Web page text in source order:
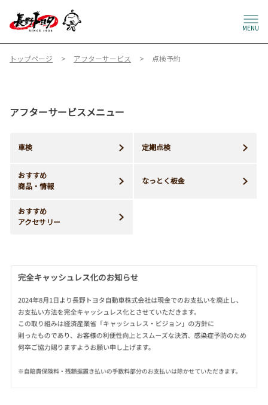
MENU
トップページ アフターサービス 点検予約
アフターサービスメニュー
車検 定期点検
おすすめ
商品・情報
なっとく板金
おすすめ
アクセサリー